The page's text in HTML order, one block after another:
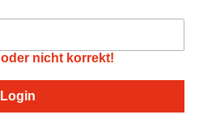
nicht korrekt!